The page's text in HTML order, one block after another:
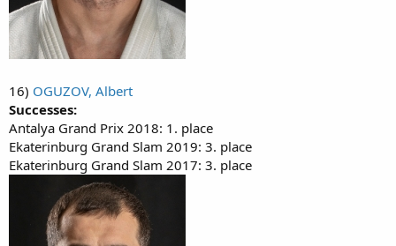
16) OGUZOV, Albert
Successes:
Antalya Grand Prix 2018: 1. place
Ekaterinburg Grand Slam 2019: 3. place
Ekaterinburg Grand Slam 2017: 3. place